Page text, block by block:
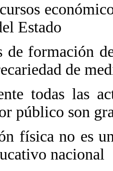
Estado
de formación
de
todas las
público son
física no es
nacional